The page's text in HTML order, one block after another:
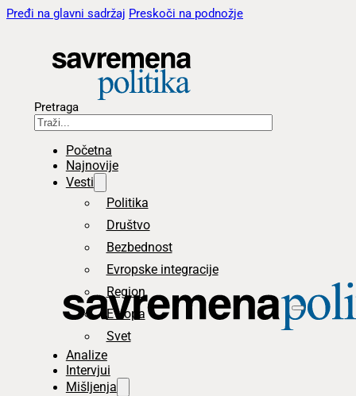
Pređi na glavni sadržaj Preskoči na podnožje
Pretraga
Početna
Najnovije
Vesti
Politika
Društvo
Bezbednost
Evropske integracije
Region
Evropa
Svet
Analize
Intervjui
Mišljenja